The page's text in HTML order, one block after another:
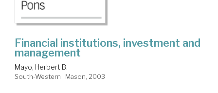
Financial institutions, investment and
management
Mayo, Herbert B.
South-Western . Mason, 2003